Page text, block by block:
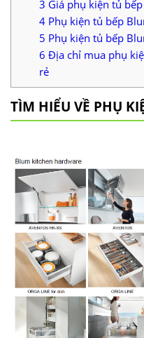
3 Giá phụ kiện tủ
4 Phụ kiện tủ bếp
5 Phụ kiện tủ bếp
6 Địa chỉ mua phụ
rẻ
TÌM HIỂU VỀ PHỤ